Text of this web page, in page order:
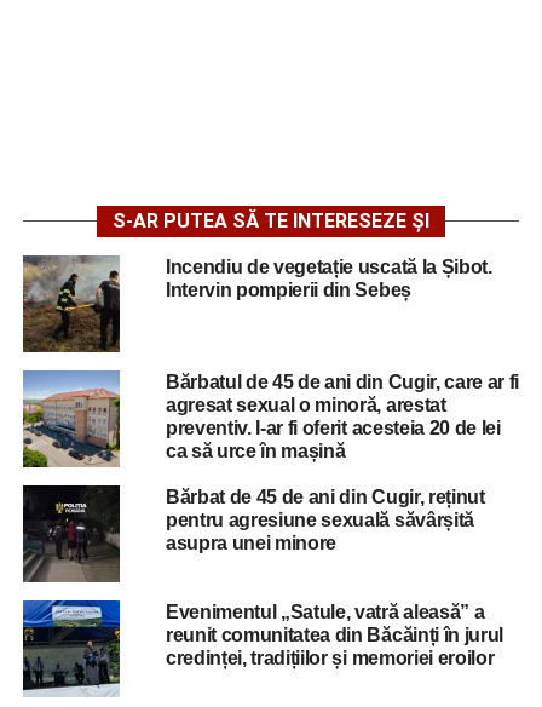
S-AR PUTEA SĂ TE INTERESEZE ȘI
Incendiu de vegetație uscată la Șibot.
Intervin pompierii din Sebeș
Bărbatul de 45 de ani din Cugir, care ar fi
agresat sexual o minoră, arestat
preventiv. I-ar fi oferit acesteia 20 de lei
ca să urce în mașină
Bărbat de 45 de ani din Cugir, reținut
pentru agresiune sexuală săvârșită
asupra unei minore
Evenimentul „Satule, vatră aleasă” a
reunit comunitatea din Băcăinți în jurul
credinței, tradițiilor și memoriei eroilor